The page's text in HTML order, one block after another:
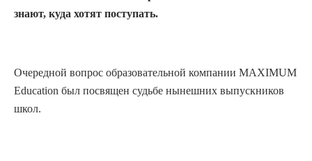
знают, куда хотят поступать.
Очередной вопрос образовательной компании MAXIMUM
Education был посвящен судьбе нынешних выпускников
школ.